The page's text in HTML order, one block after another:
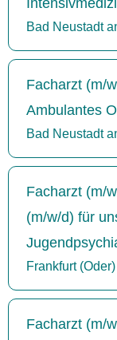
Bad Neustadt
Facharzt (m/
Ambulantes
Bad Neustadt
Facharzt (m/
(m/w/d) für
Frankfurt (Oder)
Facharzt (m/